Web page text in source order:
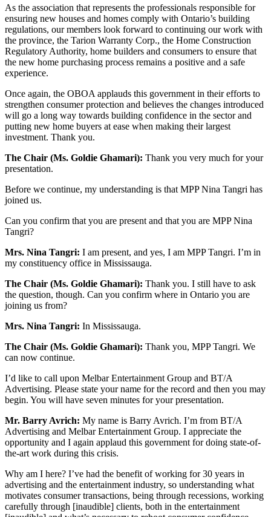
As the association that represents the professionals responsible for
ensuring new houses and homes comply with Ontario’s building
regulations, our members look forward to continuing our work with
the province, the Tarion Warranty Corp., the Home Construction
Regulatory Authority, home builders and consumers to ensure that
the new home purchasing process remains a positive and a safe
experience.
Once again, the OBOA applauds this government in their efforts to
strengthen consumer protection and believes the changes introduced
will go a long way towards building confidence in the sector and
putting new home buyers at ease when making their largest
investment. Thank you.
The Chair (Ms. Goldie Ghamari): Thank you very much for your
presentation.
Before we continue, my understanding is that MPP Nina Tangri has
joined us.
Can you confirm that you are present and that you are MPP Nina
Tangri?
Mrs. Nina Tangri: I am present, and yes, I am MPP Tangri. I’m in
my constituency office in Mississauga.
The Chair (Ms. Goldie Ghamari): Thank you. I still have to ask
the question, though. Can you confirm where in Ontario you are
joining us from?
Mrs. Nina Tangri: In Mississauga.
The Chair (Ms. Goldie Ghamari): Thank you, MPP Tangri. We
can now continue.
I’d like to call upon Melbar Entertainment Group and BT/A
Advertising. Please state your name for the record and then you may
begin. You will have seven minutes for your presentation.
Mr. Barry Avrich: My name is Barry Avrich. I’m from BT/A
Advertising and Melbar Entertainment Group. I appreciate the
opportunity and I again applaud this government for doing state-of-
the-art work during this crisis.
Why am I here? I’ve had the benefit of working for 30 years in
advertising and the entertainment industry, so understanding what
motivates consumer transactions, being through recessions, working
carefully through [inaudible] clients, both in the entertainment